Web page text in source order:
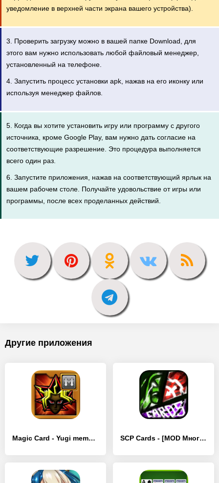
уведомление в верхней части экрана вашего устройства).
3. Проверить загрузку можно в вашей папке Download, для
этого вам нужно использовать любой файловый менеджер,
установленный на телефоне.
4. Запустить процесс установки apk, нажав на его иконку или
используя менеджер файлов.
5. Когда вы хотите установить игру или программу с другого
источника, кроме Google Play, вам нужно дать согласие на
соответствующие разрешение. Это процедура выполняется
всего один раз.
6. Запустите приложения, нажав на соответствующий ярлык на
вашем рабочем столе. Получайте удовольствие от игры или
программы, после всех проделанных действий.
Другие приложения
Magic Card - Yugi memories - [MOD Бесконечные монеты] SCP Cards - [MOD Много монет]